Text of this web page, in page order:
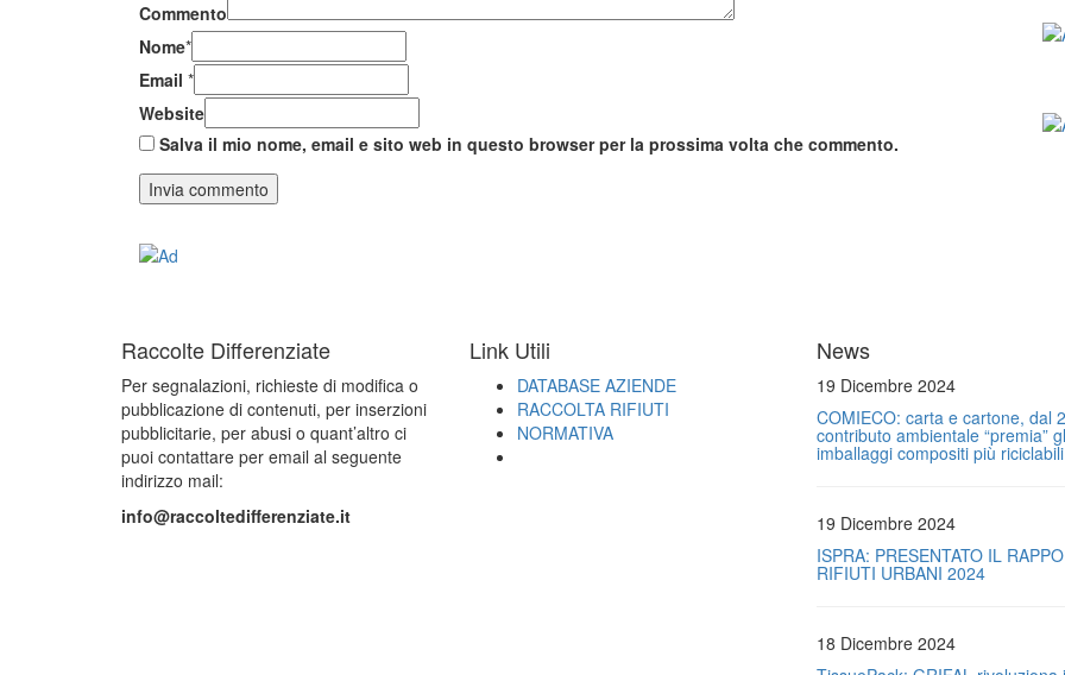
Commento
Nome*
Email *
Website
Salva il mio nome, email e sito web in questo browser per la prossima volta che commento.
Raccolte Differenziate
Per segnalazioni, richieste di modifica o
pubblicazione di contenuti, per inserzioni
pubblicitarie, per abusi o quant’altro ci
puoi contattare per email al seguente
indirizzo mail:
info@raccoltedifferenziate.it
Link Utili
DATABASE AZIENDE
RACCOLTA RIFIUTI
NORMATIVA
News
19 Dicembre 2024
COMIECO: carta e cartone, dal
contributo ambientale “premia”
imballaggi compositi più riciclabili
19 Dicembre 2024
ISPRA: PRESENTATO IL
RIFIUTI URBANI 2024
18 Dicembre 2024